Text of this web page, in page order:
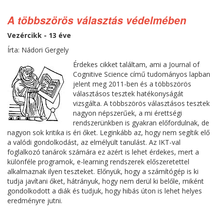
A többszörös választás védelmében
Vezércikk - 13 éve
Írta: Nádori Gergely
Érdekes cikket találtam, ami a Journal of
Cognitive Science című tudományos lapban
jelent meg 2011-ben és a többszörös
választásos tesztek hatékonyságát
vizsgálta. A többszörös választásos tesztek
nagyon népszerűek, a mi érettségi
rendszerünkben is gyakran előfordulnak, de
nagyon sok kritika is éri őket. Leginkább az, hogy nem segítik elő
a valódi gondolkodást, az elmélyült tanulást. Az IKT-val
foglalkozó tanárok számára ez azért is lehet érdekes, mert a
különféle programok, e-learning rendszerek előszeretettel
alkalmaznak ilyen teszteket. Előnyük, hogy a számítógép is ki
tudja javítani őket, hátrányuk, hogy nem derül ki belőle, miként
gondolkodott a diák és tudjuk, hogy hibás úton is lehet helyes
eredményre jutni.